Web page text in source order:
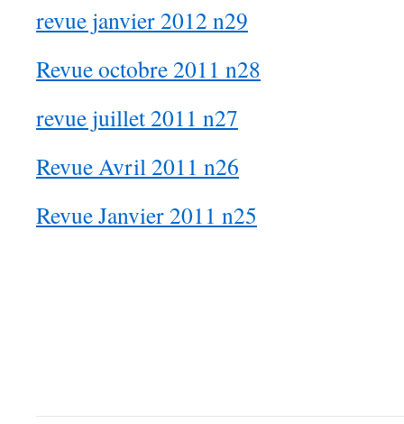
revue janvier 2012 n29
Revue octobre 2011 n28
revue juillet 2011 n27
Revue Avril 2011 n26
Revue Janvier 2011 n25